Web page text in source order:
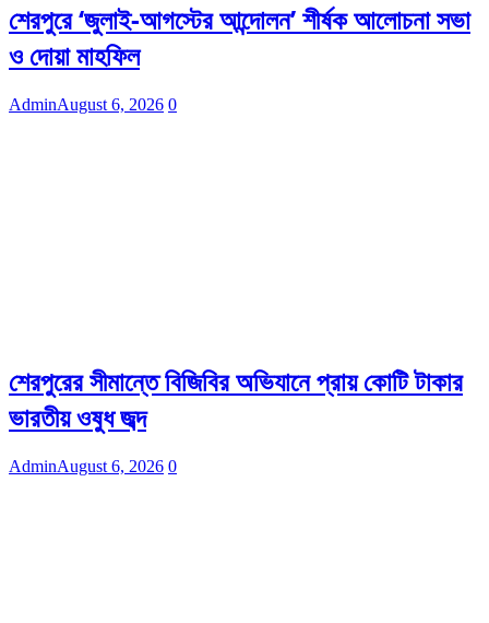
শেরপুরে ‘জুলাই-আগস্টের আন্দোলন’ শীর্ষক আলোচনা সভা
ও দোয়া মাহফিল
AdminAugust 6, 2026 0
শেরপুরের সীমান্তে বিজিবির অভিযানে প্রায় কোটি টাকার
ভারতীয় ওষুধ জব্দ
AdminAugust 6, 2026 0